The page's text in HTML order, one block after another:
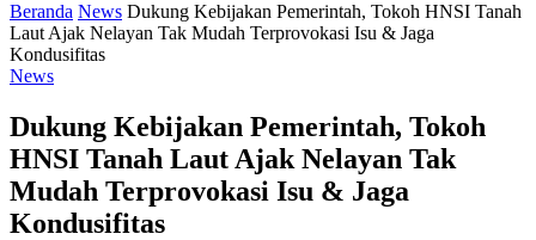
Beranda News Dukung Kebijakan Pemerintah, Tokoh HNSI Tanah
Laut Ajak Nelayan Tak Mudah Terprovokasi Isu & Jaga
Kondusifitas
News
Dukung Kebijakan Pemerintah, Tokoh
HNSI Tanah Laut Ajak Nelayan Tak
Mudah Terprovokasi Isu & Jaga
Kondusifitas